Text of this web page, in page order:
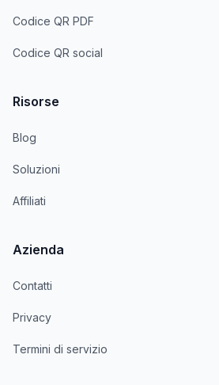
Codice QR PDF
Codice QR social
Risorse
Blog
Soluzioni
Affiliati
Azienda
Contatti
Privacy
Termini di servizio